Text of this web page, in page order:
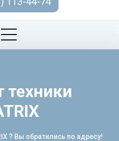
техники
? Вы обратились по адресу!